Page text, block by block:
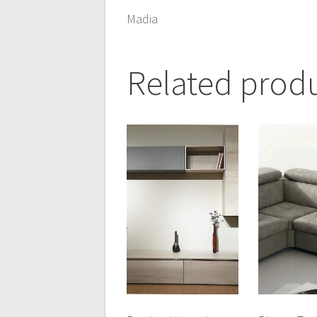
Madia
Related